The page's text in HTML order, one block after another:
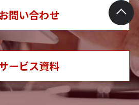
問い合わせ
ービス資料